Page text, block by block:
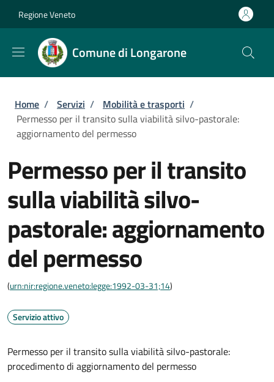
Regione Veneto
Comune di Longarone
Briciole di pane
Home / Servizi / Mobilità e trasporti /
Permesso per il transito sulla viabilità silvo-pastorale:
aggiornamento del permesso
Permesso per il transito
sulla viabilità silvo-
pastorale: aggiornamento
del permesso
(urn:nir:regione.veneto:legge:1992-03-31;14)
Servizio attivo
Permesso per il transito sulla viabilità silvo-pastorale:
procedimento di aggiornamento del permesso